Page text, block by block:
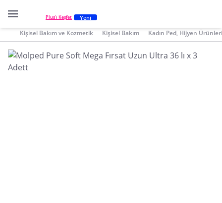
Plus'ı Keşfet Yeni
Kişisel Bakım ve Kozmetik Kişisel Bakım Kadın Ped, Hijyen